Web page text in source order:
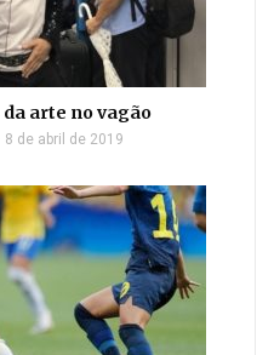
arte no vagão
8 de abril de 2019